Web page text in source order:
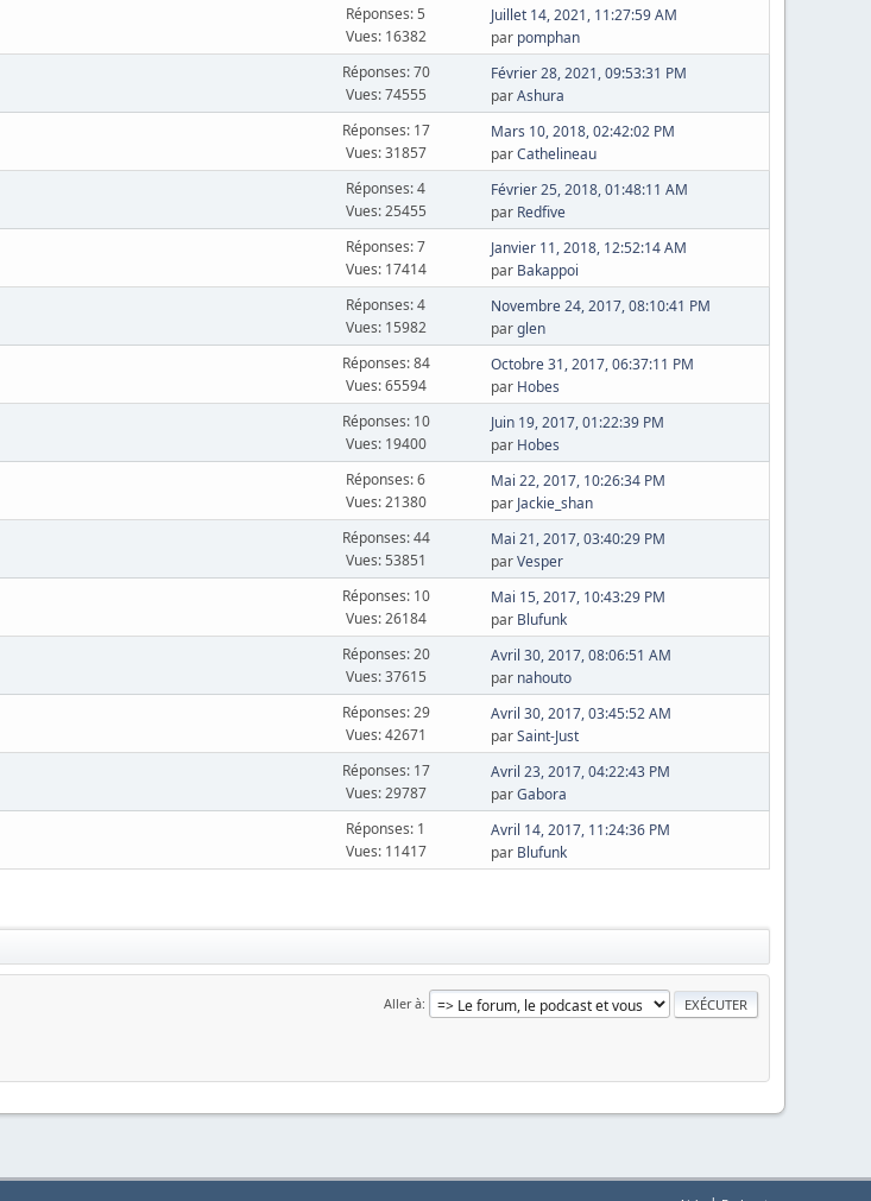
Réponses: 5
Vues: 16382
Juillet 14, 2021, 11:27:59 AM
par pomphan
Réponses: 70
Vues: 74555
Février 28, 2021, 09:53:31 PM
parAshura
Réponses: 17
Vues: 31857
Mars 10, 2018, 02:42:02 PM
parCathelineau
Réponses: 4
Vues: 25455
Février 25, 2018, 01:48:11 AM
par Redfive
Réponses: 7
Vues: 17414
Janvier 11, 2018, 12:52:14 AM
par Bakappoi
Réponses: 4
Vues: 15982
Novembre 24, 2017, 08:10:41 PM
parglen
Réponses: 84
Vues: 65594
Octobre 31, 2017, 06:37:11 PM
par Hobes
Réponses: 10
Vues: 19400
Juin 19, 2017, 01:22:39 PM
par Hobes
Réponses: 6
Vues: 21380
Mai 22, 2017, 10:26:34 PM
par Jackie_shan
Réponses: 44
Vues: 53851
Mai 21, 2017, 03:40:29 PM
parVesper
Réponses: 10
Vues: 26184
Mai 15, 2017, 10:43:29 PM
par Blufunk
Réponses: 20
Vues: 37615
Avril 30, 2017, 08:06:51 AM
par nahouto
Réponses: 29
Vues: 42671
Avril 30, 2017, 03:45:52 AM
parSaint-Just
Réponses: 17
Vues: 29787
Avril 23, 2017, 04:22:43 PM
parGabora
Réponses: 1
Vues: 11417
Avril 14, 2017, 11:24:36 PM
par Blufunk
Aller à